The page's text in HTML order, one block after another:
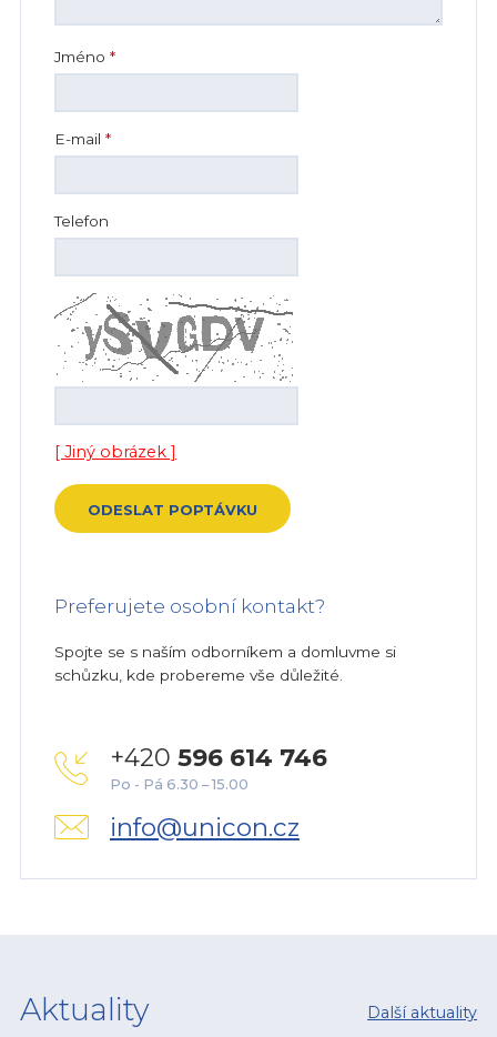
Jméno *
E-mail *
Telefon
[ Jiný obrázek ]
Preferujete osobní kontakt?
Spojte se s naším odborníkem a domluvme si
schůzku, kde probereme vše důležité.
+420 596 614 746
Po - Pá 6.30 – 15.00
info@unicon.cz
Další aktuality
Aktuality